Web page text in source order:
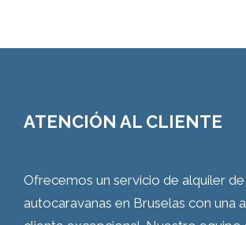
ATENCIÓN AL CLIENTE
Ofrecemos un servicio de alquiler de
autocaravanas en Bruselas con una